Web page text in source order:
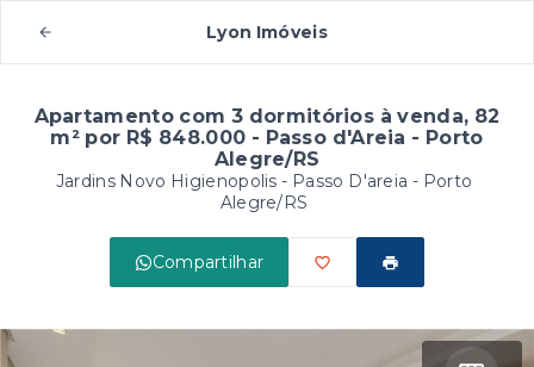
Lyon Imóveis
Apartamento com 3 dormitórios à venda, 82
m² por R$ 848.000 - Passo d'Areia - Porto
Alegre/RS
Jardins Novo Higienopolis - Passo D'areia - Porto
Alegre/RS
Compartilhar